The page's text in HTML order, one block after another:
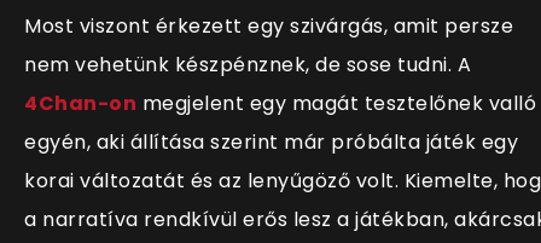
Most viszont érkezett egy szivárgás, amit persze
nem vehetünk készpénznek, de sose tudni. A
4Chan-on megjelent egy magát tesztelőnek valló
egyén, aki állítása szerint már próbálta játék egy
korai változatát és az lenyűgöző volt. Kiemelte,
a narratíva rendkívül erős lesz a játékban,